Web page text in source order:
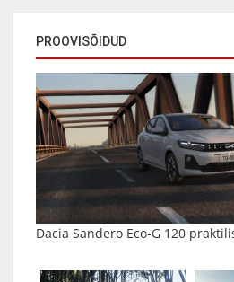
PROOVISÕIDUD
Dacia Sandero Eco-G 120